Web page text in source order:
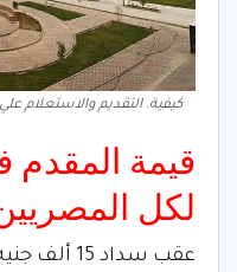
كيفية. التقديم والاستعلام
قيمة
لكل المصريين